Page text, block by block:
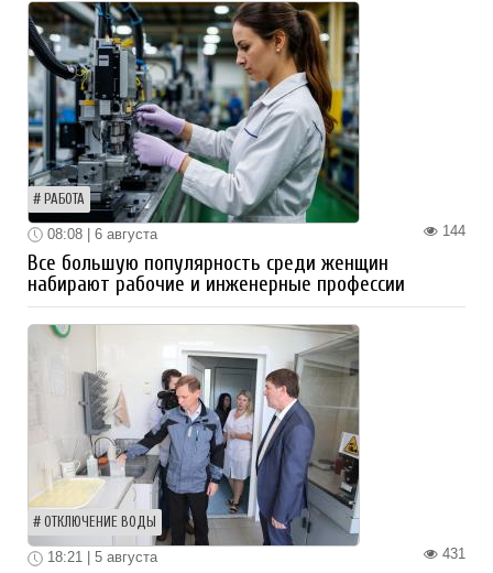
РАБОТА
144
08:08 | 6 августа
Все большую популярность среди женщин
набирают рабочие и инженерные профессии
ОТКЛЮЧЕНИЕ ВОДЫ
431
18:21 | 5 августа